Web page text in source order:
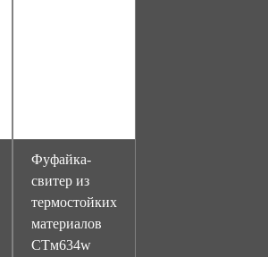
Фуфайка-
свитер из
термостойких
материалов
СТм634w